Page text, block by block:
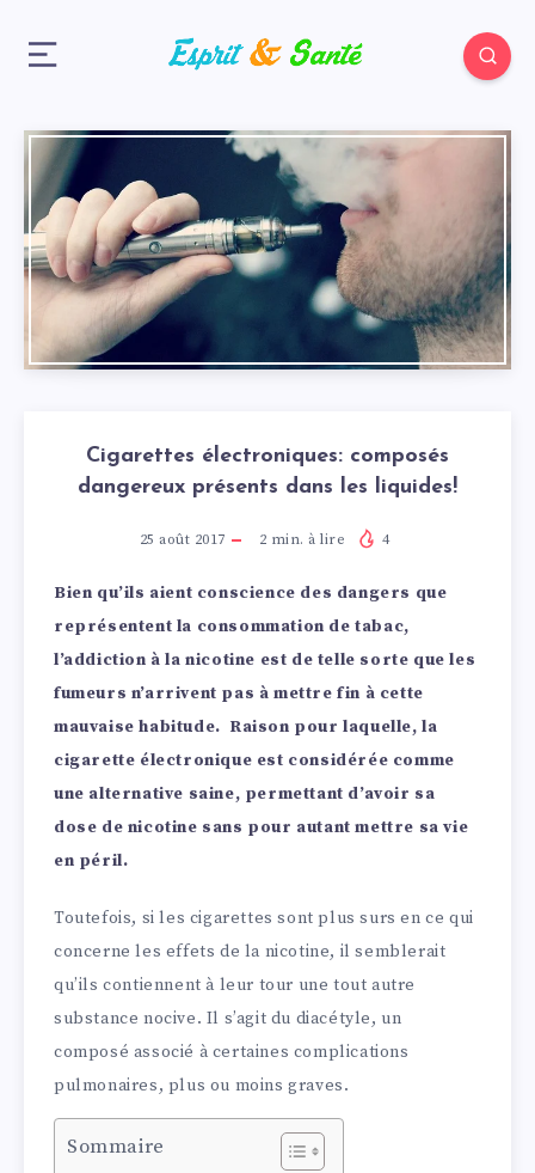
Cigarettes électroniques: composés
dangereux présents dans les liquides!
25 août 2017 2 min. à lire 4
Bien qu’ils aient conscience des dangers que
représentent la consommation de tabac,
l’addiction à la nicotine est de telle sorte que les
fumeurs n’arrivent pas à mettre fin à cette
mauvaise habitude. Raison pour laquelle, la
cigarette électronique est considérée comme
une alternative saine, permettant d’avoir sa
dose de nicotine sans pour autant mettre sa vie
en péril.
Toutefois, si les cigarettes sont plus surs en ce qui
concerne les effets de la nicotine, il semblerait
qu’ils contiennent à leur tour une tout autre
substance nocive. Il s’agit du diacétyle, un
composé associé à certaines complications
pulmonaires, plus ou moins graves.
Sommaire